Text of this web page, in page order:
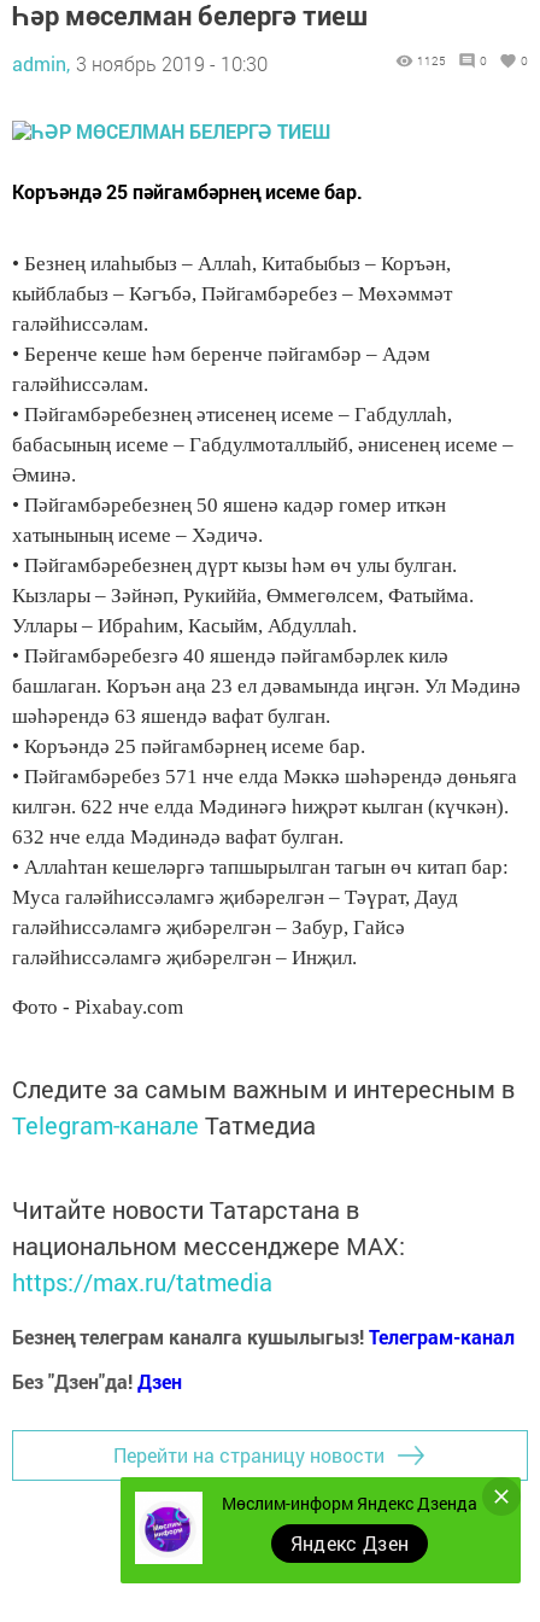
Һәр мөселман белергә тиеш
admin, 3 ноябрь 2019 - 10:30 1125 0 0
Коръәндә 25 пәйгамбәрнең исеме бар.
• Безнең илаһыбыз – Аллаһ, Китабыбыз – Коръән,
кыйблабыз – Кәгъбә, Пәйгамбәребез – Мөхәммәт
галәйһиссәлам.
• Беренче кеше һәм беренче пәйгамбәр – Адәм
галәйһиссәлам.
• Пәйгамбәребезнең әтисенең исеме – Габдуллаһ,
бабасының исеме – Габдулмоталлыйб, әнисенең исеме –
Әминә.
• Пәйгамбәребезнең 50 яшенә кадәр гомер иткән
хатынының исеме – Хәдичә.
• Пәйгамбәребезнең дүрт кызы һәм өч улы булган.
Кызлары – Зәйнәп, Рукиййа, Өммегөлсем, Фатыйма.
Уллары – Ибраһим, Касыйм, Абдуллаһ.
• Пәйгамбәребезгә 40 яшендә пәйгамбәрлек килә
башлаган. Коръән аңа 23 ел дәвамында иңгән. Ул Мәдинә
шәһәрендә 63 яшендә вафат булган.
• Коръәндә 25 пәйгамбәрнең исеме бар.
• Пәйгамбәребез 571 нче елда Мәккә шәһәрендә дөньяга
килгән. 622 нче елда Мәдинәгә һиҗрәт кылган (күчкән).
632 нче елда Мәдинәдә вафат булган.
• Аллаһтан кешеләргә тапшырылган тагын өч китап бар:
Муса галәйһиссәламгә җибәрелгән – Тәүрат, Дауд
галәйһиссәламгә җибәрелгән – Забур, Гайсә
галәйһиссәламгә җибәрелгән – Инҗил.
Фото - Pixabay.com
Следите за самым важным и интересным в
Telegram-канале Татмедиа
Читайте новости Татарстана в
национальном мессенджере MАХ:
https://max.ru/tatmedia
Безнең телеграм каналга кушылыгыз!Телеграм-канал
Без "Дзен"да!Дзен
Перейти на страницу новости
Мөслим-информ Яндекс Дзенда
Яндекс Дзен